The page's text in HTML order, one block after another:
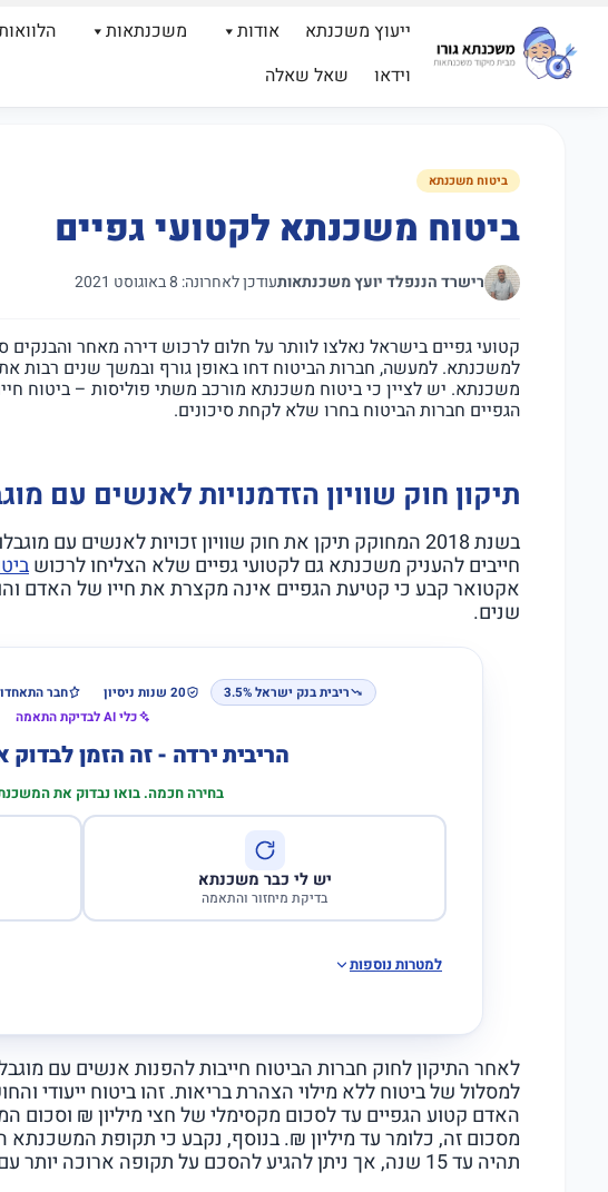
ייעוץ משכנתא אודות משכנתאות
וידאו
שאל שאלה
ביטוח משכנתא
ביטוח משכנתא לקטועי גפיים
רישרד הננפלד יועץ משכנתאותעודכן לאחרונה: 8 באוגוסט 2021
קטועי גפיים בישראל נאלצו לוותר על חלום לרכוש דירה מאחר והבנקים
למשכנתא. למעשה, חברות הביטוח דחו באופן גורף ובמשך שנים רבות
משכנתא. יש לציין כי ביטוח משכנתא מורכב משתי פוליסות – ביטוח
הגפיים חברות הביטוח בחרו שלא לקחת סיכונים.
תיקון חוק שוויון הזדמנויות לאנשים עם
בשנת 2018 המחוקק תיקן את חוק שוויון זכויות לאנשים עם
חייבים להעניק משכנתא גם לקטועי גפיים שלא הצליחו לרכוש
אקטואר קבע כי קטיעת הגפיים אינה מקצרת את חייו של האדם
שנים.
ריבית בנק ישראל 3.5% 20 שנות ניסיון חבר
כלי AI לבדיקת התאמה
הריבית ירדה - זה הזמן
בחירה חכמה. בואו נבדוק את
יש לי כבר משכנתא
בדיקת מיחזור והתאמה
למטרות נוספות
לאחר התיקון לחוק חברות הביטוח חייבות להפנות אנשים עם
למסלול של ביטוח ללא מילוי הצהרת בריאות. זהו ביטוח ייעודי
מסכום זה, כלומר עד מיליון ₪. בנוסף, נקבע כי תקופת המשכנתא
תהיה עד 15 שנה, אך ניתן להגיע להסכם על תקופה ארוכה יותר עם הבנק ממנו לוקחים משכנתא.